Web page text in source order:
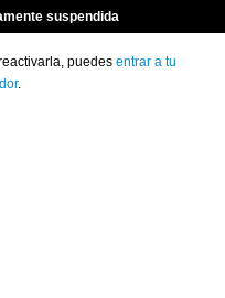
suspendida
puedes entrar a tu
.